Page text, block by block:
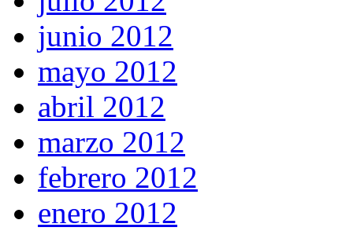
junio 2012
mayo 2012
abril 2012
marzo 2012
febrero 2012
enero 2012